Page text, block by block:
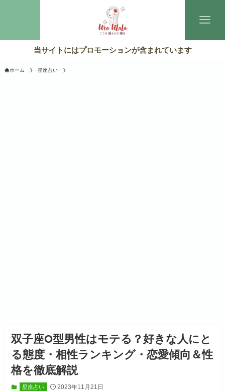
当サイトにはプロモーションが含まれています
ホーム 星座占い
双子座O型男性はモテる？好きな人にと
る態度・相性ランキング・恋愛傾向＆性
格を徹底解説
星座占い 2023年11月21日